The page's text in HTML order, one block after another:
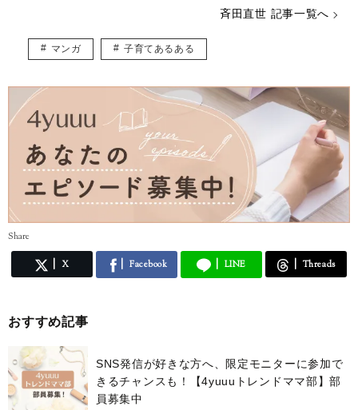
ンガを執筆中。2006年に結婚・出産し、現在一児の母。
■著書
「ちょいモテ男になる技術」（幻冬舎刊）
「0点ママの子育て迷走日記
「ホメ言葉恋愛作戦」（大和出版刊）
「モテ★テク。」（青春出版社刊）
「好かれる女、愛される女45のヒミツ」（PHP研究所刊）
「イケメン≠モテメンの新常識」（PHP研究所刊）
「おとこ心がわからない女、おんな心がわからない男」（サプライズブ
ほか多数
■メディア出演・掲載
・日本ﾃﾚﾋﾞ「ZIP!」
・ﾃﾚﾋﾞ東京「アリなし」
・山陰中央テレビ「モテ男ナビ」
・TOKYOMXTV「U・LA・LA」
・「non-no」「MORE」集英社
ほか多数
■イラストレーター斉田直世のブログ
http://ameblo.jp/nanaminaoyo/
斉田直世 記事一覧へ
マンガ 子育てあるある
Share
X Facebook LINE Threads
おすすめ記事
SNS発信が好きな方へ、限定モニターに参加で
きるチャンスも！【4yuuuトレンドママ部】部
員募集中